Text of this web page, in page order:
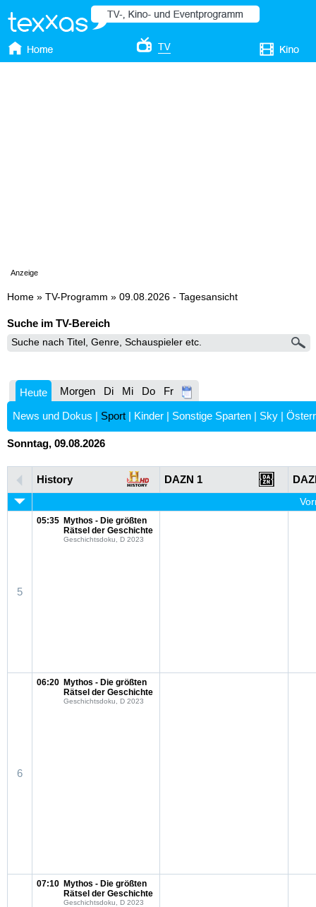
Anzeige
Home » TV-Programm » 09.08.2026 - Tagesansicht
Suche im TV-Bereich
Heute Morgen Di Mi Do Fr
News und Dokus | Sport | Kinder | Sonstige Sparten | Sky |
Sonntag, 09.08.2026
History DAZN 1
5
05:35 Mythos - Die größten
Rätsel der Geschichte
Geschichtsdoku, D 2023
6
06:20 Mythos - Die größten
Rätsel der Geschichte
Geschichtsdoku, D 2023
07:10 Mythos - Die größten
Rätsel der Geschichte
Geschichtsdoku, D 2023